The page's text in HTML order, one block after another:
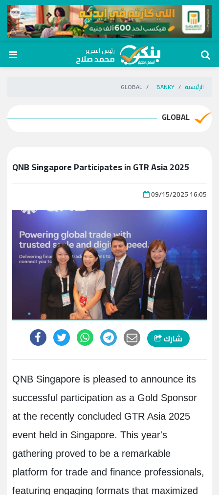
رئيس التحرير
محمد صلاح
الرئيسية BANKY
GLOBAL
GLOBAL
QNB Singapore Participates in GTR Asia 2025
09/15/2025 16:05
شارك
QNB Singapore is pleased to announce its
successful participation as a Gold Sponsor
at the recently concluded GTR Asia 2025
event held in Singapore. This year's
gathering proved to be a remarkable
platform for trade and finance professionals,
featuring engaging formats that maximized